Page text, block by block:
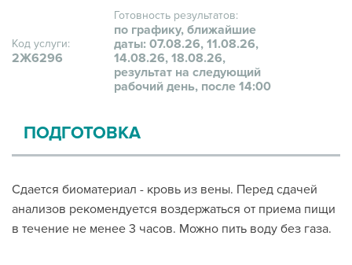
Код услуги:
2Ж6296
Готовность результатов:
по графику, ближайшие
даты: 07.08.26, 11.08.26,
14.08.26, 18.08.26,
результат на следующий
рабочий день, после 14:00
ПОДГОТОВКА
Сдается биоматериал - кровь из вены. Перед сдачей
анализов рекомендуется воздержаться от приема пищи
в течение не менее 3 часов. Можно пить воду без газа.